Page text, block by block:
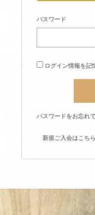
パスワード
ログイン情報を記
パスワードをお忘れ
新規ご入会はこち